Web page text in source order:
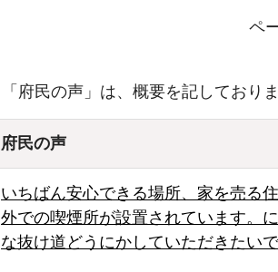
ペ
「府民の声」は、概要を記しており
府民の声
いちばん安心できる場所、家を売る
外での喫煙所が設置されています。
な抜け道どうにかしていただきたい